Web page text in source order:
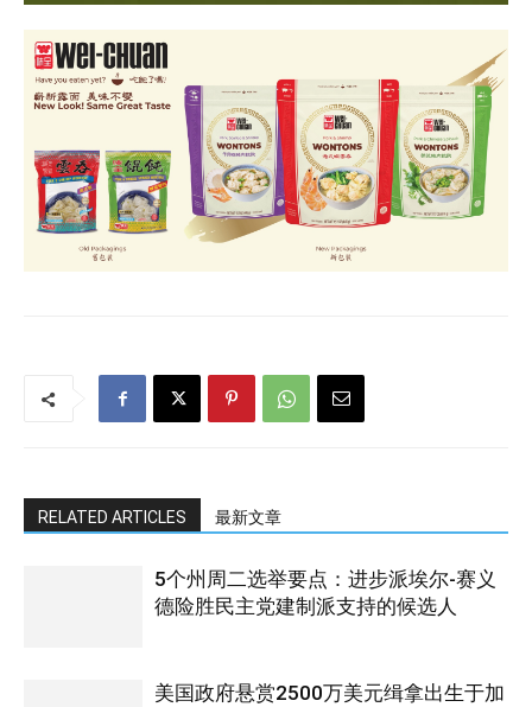
RELATED ARTICLES 最新文章
5个州周二选举要点：进步派埃尔-赛义
德险胜民主党建制派支持的候选人
美国政府悬赏2500万美元缉拿出生于加